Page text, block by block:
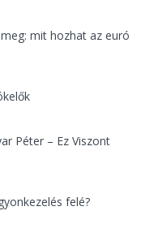
mit hozhat az euró
Péter – Ez Viszont
felé?